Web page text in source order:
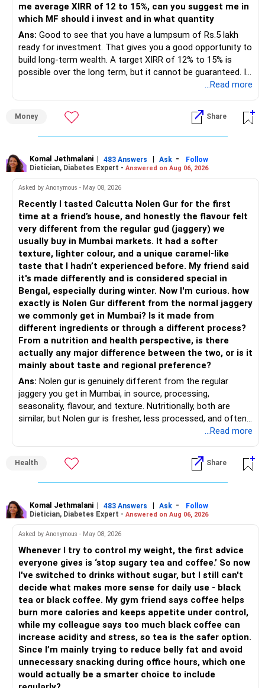
– Government bonds of Rs.60 lakhs give stability and
regular income.
– No debt is a big positive.
– Monthly expenses of around Rs.25,000 are well under
– Overall, your financial position looks healthy.
– Continue investing through SIPs every month.
– Add exposure to Large & Mid Cap Funds.
– Keep a meaningful allocation to Mid Cap Funds.
– Add a limited allocation to Small Cap Funds for long-term
wealth creation.
– Avoid putting too much into one category.
– Invest consistently in all market conditions.
– Increase SIP amount every year with salary hikes.
» Asset Allocation Review
– Your government bond allocation is relatively high.
– This gives good safety but may reduce long-term wealth
– Future surplus can be directed more towards equity
mutual funds.
– Avoid making sudden changes to existing investments.
– Shift gradually based on your comfort level.
» Share Portfolio Review
– Review every stock once a year.
– Remove weak businesses if required.
– Avoid holding too many stocks.
– Focus on quality over quantity.
– If managing stocks becomes difficult, future
me average XIRR of 12 to 15%, can you suggest me in
which MF should i invest and in what quantity
Ans: Good to see that you have a lumpsum of Rs.5 lakh
ready for investment. That gives you a good opportunity to
build long-term wealth. A target XIRR of 12% to 15% is
possible over the long term, but it cannot be guaranteed. It
depends on market conditions, investment period and
» My Assessment
equity mutual fund portfolio is a suitable choice.
– Avoid putting the entire amount into one fund category.
– A diversified portfolio helps reduce risk and improves
consistency.
» Suggested Allocation
– Flexi Cap Fund – 35% (Rs.1.75 lakh)
Invests across large, mid and small companies.
Provides flexibility as market conditions change.
– Large & Mid Cap Fund – 25% (Rs.1.25 lakh)
Gives stability from large companies.
Adds growth through quality mid-cap stocks.
– Mid Cap Fund – 20% (Rs.1.00 lakh)
Good wealth creation potential.
– Small Cap Fund – 10% (Rs.50,000)
Higher risk but higher return potential.
– Multi Asset Fund – 10% (Rs.50,000)
Helps reduce overall portfolio volatility.
» Should You Invest All At Once?
– If the money is already available and your horizon is long,
investing in a staggered manner over 3 to 6 months can
reduce timing risk.
– Keep the uninvested amount in a liquid mutual fund until
deployment.
...Read more
Money Share
Komal Jethmalani | 483 Answers | Ask -
Follow
Dietician, Diabetes Expert - Answered on Aug 06, 2026
Asked by Anonymous - May 08, 2026
Recently I tasted Calcutta Nolen Gur for the first
time at a friend’s house, and honestly the flavour felt
very different from the regular gud (jaggery) we
usually buy in Mumbai markets. It had a softer
texture, lighter colour, and a unique caramel-like
taste that I hadn’t experienced before. My friend said
it's made differently and is considered special in
Bengal, especially during winter. Now I'm curious. how
exactly is Nolen Gur different from the normal jaggery
we commonly get in Mumbai? Is it made from
different ingredients or through a different process?
From a nutrition and health perspective, is there
actually any major difference between the two, or is it
mainly about taste and regional preference?
Ans: Nolen gur is genuinely different from the regular
jaggery you get in Mumbai, in source, processing,
seasonality, flavour, and texture. Nutritionally, both are
similar, but Nolen gur is fresher, less processed, and often
lower in mineral impurities, which gives it that clean,
palm sap vs sugarcane in normal jaggery. Nutritionally, both
are similar. Nolen gur is not a “healthier” sweetener. It is
simply fresher, more artisanal and more flavourful
seasonal , handcrafted and made from date palm sap (rare
outside Bengal)
...Read more
Health Share
Komal Jethmalani | 483 Answers | Ask -
Follow
Dietician, Diabetes Expert - Answered on Aug 06, 2026
Asked by Anonymous - May 08, 2026
Whenever I try to control my weight, the first advice
everyone gives is ‘stop sugary tea and coffee.’ So now
I've switched to drinks without sugar, but I still can't
decide what makes more sense for daily use - black
tea or black coffee. My gym friend says coffee helps
burn more calories and keeps appetite under control,
while my colleague says too much black coffee can
increase acidity and stress, so tea is the safer option.
Since I’m mainly trying to reduce belly fat and avoid
unnecessary snacking during office hours, which one
would actually be a smarter choice to include